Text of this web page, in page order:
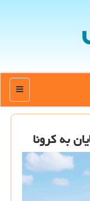
منو
به كرونا